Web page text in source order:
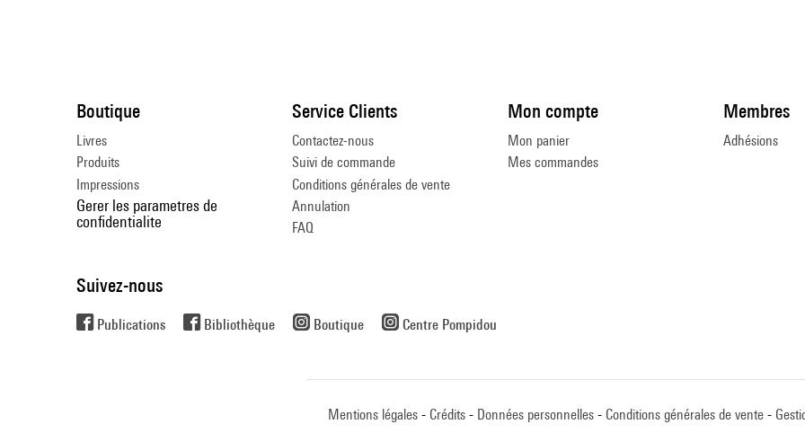
Boutique
Livres
Produits
Impressions
Gerer les parametres de
confidentialite
Service Clients
Contactez-nous
Suivi de commande
Conditions générales de vente
Annulation
FAQ
Mon compte
Mon panier
Mes commandes
Membres
Adhésions
Suivez-nous
Publications Bibliothèque Boutique Centre Pompidou
Mentions légales Crédits Données personnelles Conditions générales de vente